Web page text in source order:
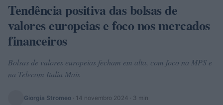
Tendência positiva das bolsas de
valores europeias e foco nos mercados
financeiros
Bolsas de valores europeias fecham em alta, com foco na MPS e
na Telecom Italia Mais
Giorgia Stromeo · 14 novembro 2024 · 3 min